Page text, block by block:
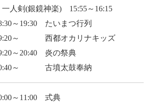
人剣(銀鏡神楽) 15:55～16:15
～19:30 たいまつ行列
～ 西都オカリナキッズ
～20:40 炎の祭典
～ 古墳太鼓奉納
～11:00 式典